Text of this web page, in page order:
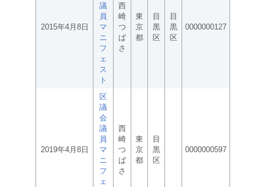
2015年4月8日
議
員
マ
ニ
フ
ェ
ス
ト
西
崎
つ
ば
さ
東
京
都
目
黒
区
目
黒
区
0000000127
2019年4月8日
区
議
会
議
員
マ
ニ
フ
ェ
西
崎
つ
ば
さ
東
京
都
目
黒
区
0000000597